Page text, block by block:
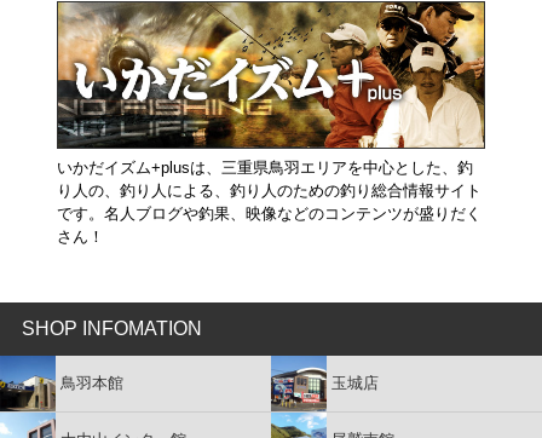
いかだイズム+plusは、三重県鳥羽エリアを中心とした、釣
り人の、釣り人による、釣り人のための釣り総合情報サイト
です。名人ブログや釣果、映像などのコンテンツが盛りだく
さん！
SHOP INFOMATION
鳥羽本館 玉城店